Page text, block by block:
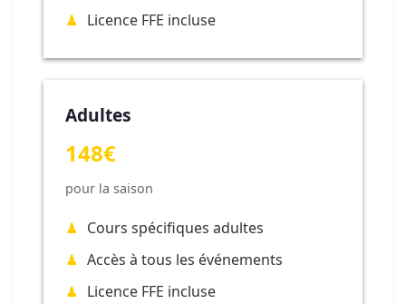
Licence FFE incluse
Adultes
148€
pour la saison
Cours spécifiques adultes
Accès à tous les événements
Licence FFE incluse